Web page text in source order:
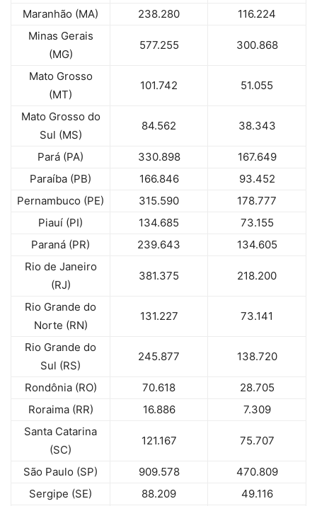
Maranhão (MA)
238.280
116.224
Minas Gerais
(MG)
577.255 300.868
Mato Grosso
(MT)
101.742 51.055
Mato Grosso do
Sul (MS)
84.562 38.343
Pará (PA) 330.898
167.649
Paraíba (PB)
166.846
93.452
Pernambuco (PE)
315.590
178.777
Piauí (PI)
134.685
73.155
Paraná (PR)
239.643
134.605
Rio de Janeiro
(RJ)
381.375 218.200
Rio Grande do
Norte (RN)
131.227 73.141
Rio Grande do
Sul (RS)
245.877 138.720
Rondônia (RO) 70.618
28.705
Roraima (RR)
16.886
7.309
Santa Catarina
(SC)
121.167 75.707
São Paulo (SP) 909.578
470.809
Sergipe (SE)
88.209 49.116